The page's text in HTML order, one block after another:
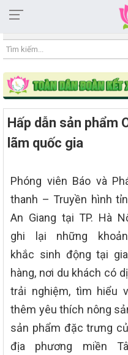
02:22:52 10/08/2026
Hấp dẫn sản phẩm
lãm quốc gia
Phóng viên Báo và
thanh – Truyền hình
An Giang tại TP. Hà
ghi lại những
khắc sinh động tại
hàng, nơi du khách có
trải nghiệm, tìm hiểu
thêm yêu thích nông
sản phẩm đặc trưng
địa phương miền